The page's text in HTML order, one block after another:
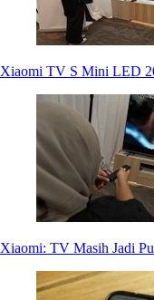
Xiaomi TV S Mini LED
Xiaomi: TV Masih Jadi